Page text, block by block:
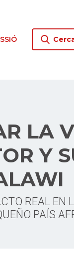
LA
Y
REAL EN
PAÍS